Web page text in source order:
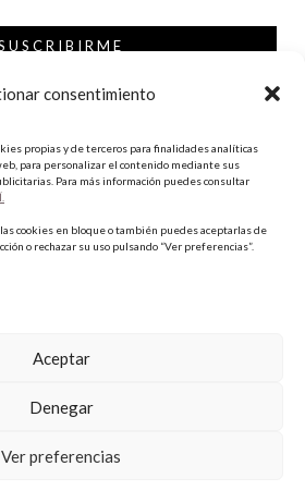
consentimiento
propias y de terceros para finalidades analíticas
para personalizar el contenido mediante sus
Para más información puedes consultar
cookies en bloque o también puedes aceptarlas de
o rechazar su uso pulsando “Ver preferencias”.
Aceptar
Denegar
Ver preferencias
QUIERO UNAS BOBO'S.